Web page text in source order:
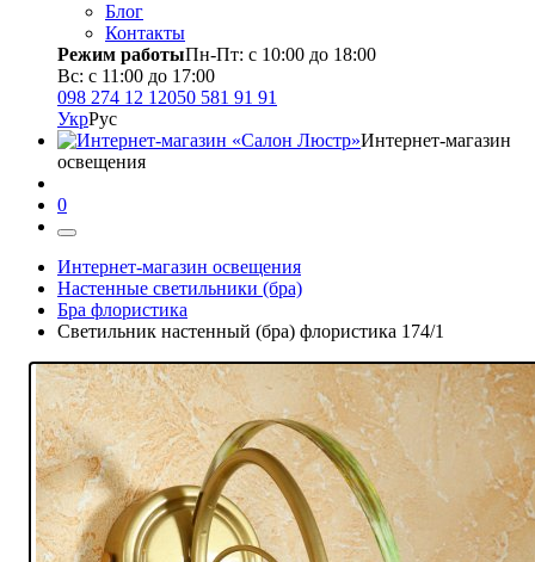
Блог
Контакты
Режим работыПн-Пт: с 10:00 до 18:00
Вс: с 11:00 до 17:00
098 274 12 12050 581 91 91
УкрРус
Интернет-магазин
освещения
0
Интернет-магазин освещения
Настенные светильники (бра)
Бра флористика
Светильник настенный (бра) флористика 174/1